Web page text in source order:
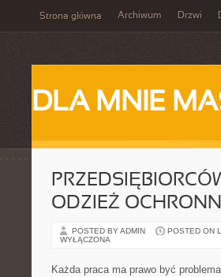
Strona główna Archiwum Drzwi
DLA MNIE
ODZIEŻ
POSTED BY ADMIN POSTED ON
WYŁĄCZONA
Każda praca ma prawo być